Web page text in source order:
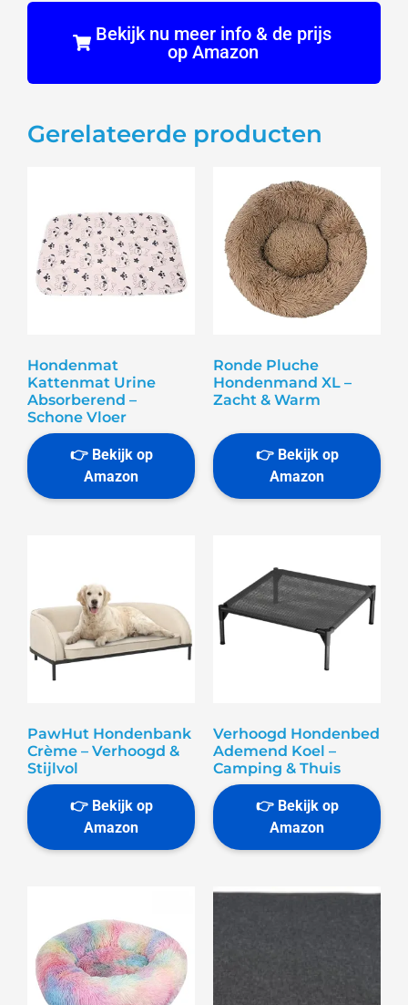
Bekijk nu meer info & de prijs
op Amazon
Gerelateerde producten
Hondenmat
Kattenmat Urine
Absorberend –
Schone Vloer
Ronde Pluche
Hondenmand XL –
Zacht & Warm
PawHut Hondenbank
Crème – Verhoogd &
Stijlvol
Verhoogd Hondenbed
Ademend Koel –
Camping & Thuis